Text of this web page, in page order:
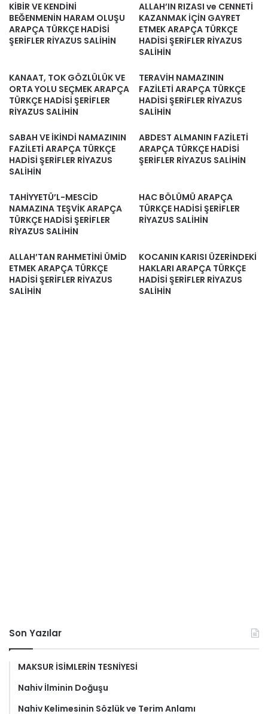
KİBİR VE KENDİNİ
BEĞENMENİN HARAM OLUŞU
ARAPÇA TÜRKÇE HADİSİ
ŞERİFLER RİYAZUS SALİHİN
ALLAH’IN RIZASI ve CENNETİ
KAZANMAK İÇİN GAYRET
ETMEK ARAPÇA TÜRKÇE
HADİSİ ŞERİFLER RİYAZUS
SALİHİN
KANAAT, TOK GÖZLÜLÜK VE
ORTA YOLU SEÇMEK ARAPÇA
TÜRKÇE HADİSİ ŞERİFLER
RİYAZUS SALİHİN
TERAVİH NAMAZININ
FAZİLETİ ARAPÇA TÜRKÇE
HADİSİ ŞERİFLER RİYAZUS
SALİHİN
SABAH VE İKİNDİ NAMAZININ
FAZİLETİ ARAPÇA TÜRKÇE
HADİSİ ŞERİFLER RİYAZUS
SALİHİN
ABDEST ALMANIN FAZİLETİ
ARAPÇA TÜRKÇE HADİSİ
ŞERİFLER RİYAZUS SALİHİN
TAHİYYETÜ’L-MESCİD
NAMAZINA TEŞVİK ARAPÇA
TÜRKÇE HADİSİ ŞERİFLER
RİYAZUS SALİHİN
HAC BÖLÜMÜ ARAPÇA
TÜRKÇE HADİSİ ŞERİFLER
RİYAZUS SALİHİN
ALLAH’TAN RAHMETİNİ ÜMİD
ETMEK ARAPÇA TÜRKÇE
HADİSİ ŞERİFLER RİYAZUS
SALİHİN
KOCANIN KARISI ÜZERİNDEKİ
HAKLARI ARAPÇA TÜRKÇE
HADİSİ ŞERİFLER RİYAZUS
SALİHİN
Son Yazılar
MAKSUR İSİMLERİN TESNİYESİ
Nahiv İlminin Doğuşu
Nahiv Kelimesinin Sözlük ve Terim Anlamı